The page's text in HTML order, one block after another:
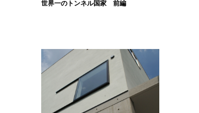
世界一のトンネル国家 前編